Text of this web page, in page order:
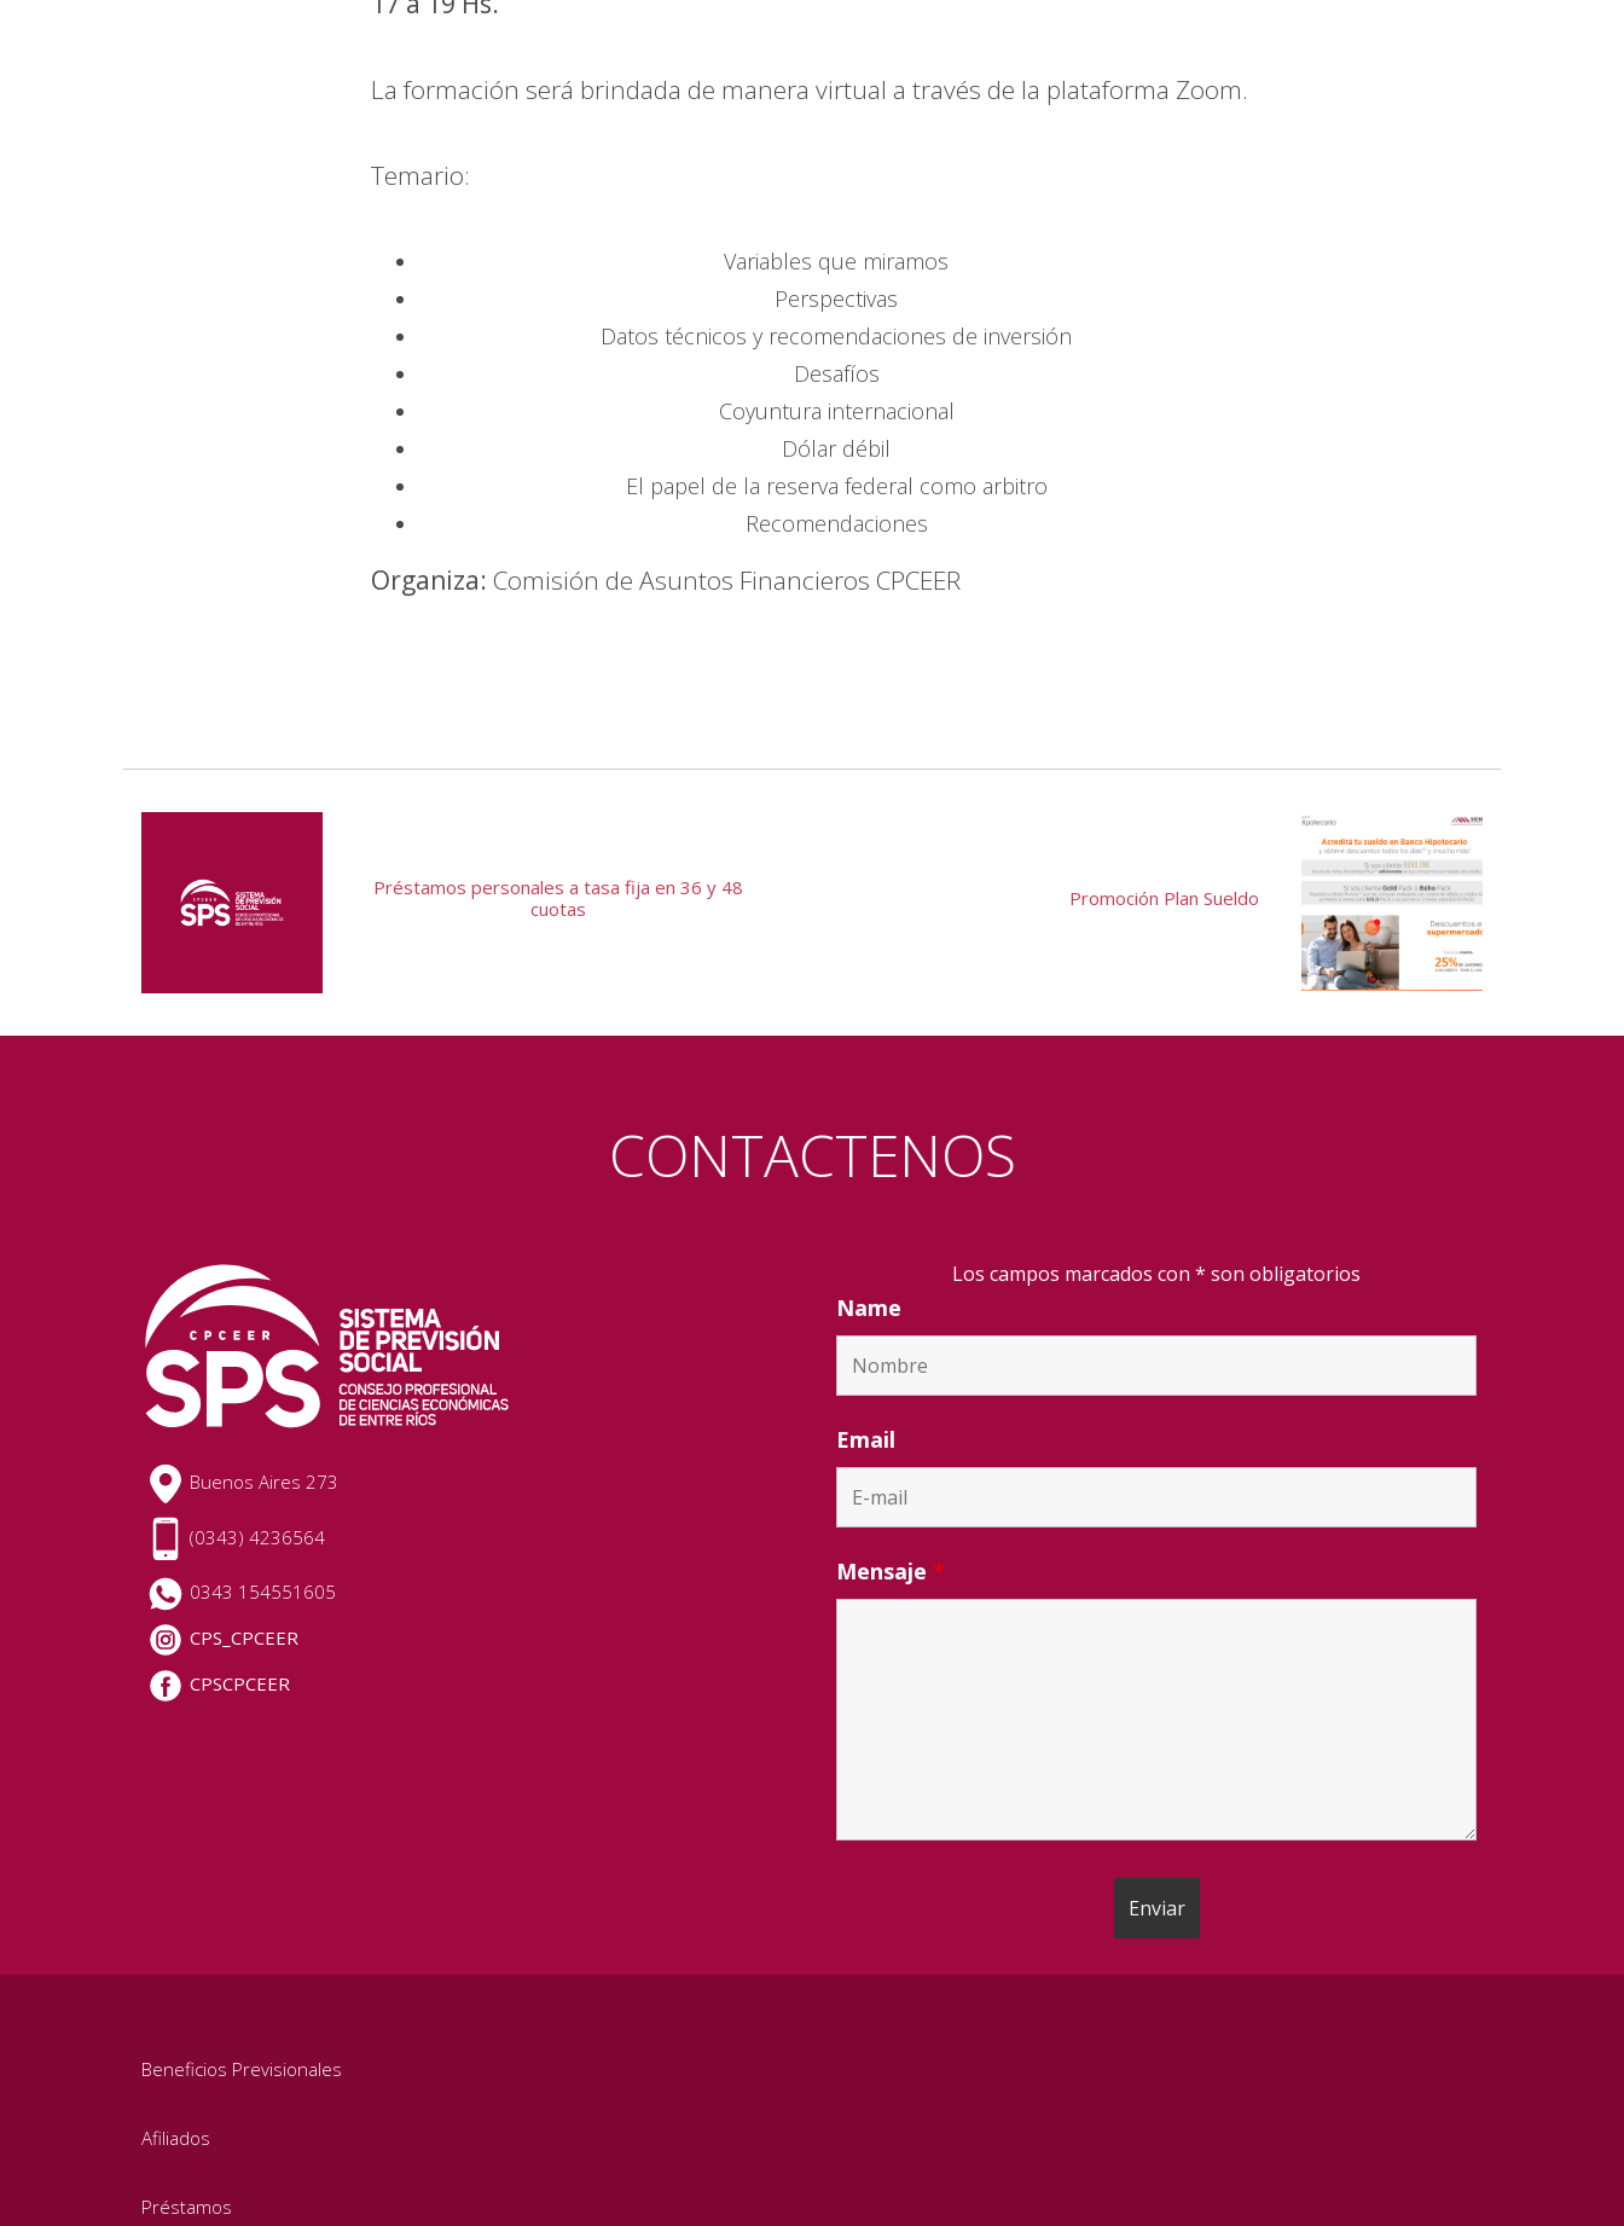
La formación será brindada de manera virtual a través de la plataforma Zoom.
Temario:
Variables que miramos
Perspectivas
Datos técnicos y recomendaciones de inversión
Desafíos
Coyuntura internacional
Dólar débil
El papel de la reserva federal como arbitro
Recomendaciones
Organiza: Comisión de Asuntos Financieros CPCEER
Préstamos personales a tasa fija en 36 y 48
cuotas
Promoción Plan Sueldo
CONTACTENOS
Buenos Aires 273
(0343) 4236564
0343 154551605
CPS_CPCEER
CPSCPCEER
Los campos marcados con * son obligatorios
Name
Email
Mensaje *
Beneficios Previsionales
Afiliados
Préstamos